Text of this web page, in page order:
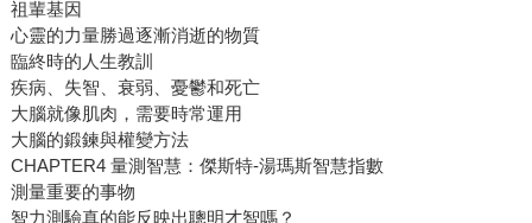
祖輩基因
心靈的力量勝過逐漸消逝的物質
臨終時的人生教訓
疾病、失智、衰弱、憂鬱和死亡
大腦就像肌肉，需要時常運用
大腦的鍛鍊與權變方法
CHAPTER4 量測智慧：傑斯特-湯瑪斯智慧指數
測量重要的事物
智力測驗真的能反映出聰明才智嗎？